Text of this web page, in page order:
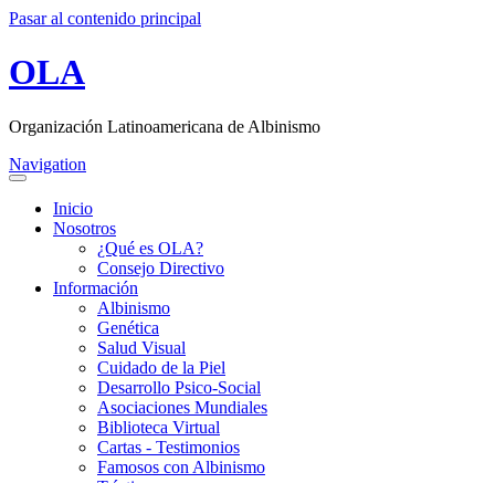
Pasar al contenido principal
OLA
Organización Latinoamericana de Albinismo
Navigation
Inicio
Nosotros
¿Qué es OLA?
Consejo Directivo
Información
Albinismo
Genética
Salud Visual
Cuidado de la Piel
Desarrollo Psico-Social
Asociaciones Mundiales
Biblioteca Virtual
Cartas - Testimonios
Famosos con Albinismo